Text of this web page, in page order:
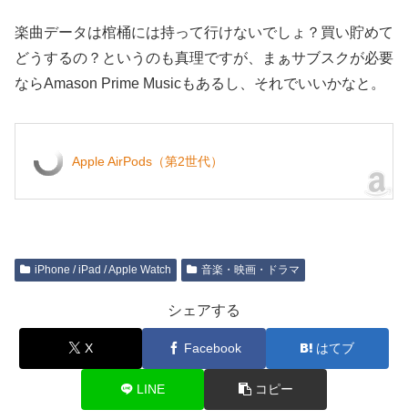
楽曲データは棺桶には持って行けないでしょ？買い貯めて
どうするの？というのも真理ですが、まぁサブスクが必要
ならAmason Prime Musicもあるし、それでいいかなと。
Apple AirPods（第2世代）
iPhone / iPad / Apple Watch 音楽・映画・ドラマ
シェアする
X Facebook はてブ
LINE コピー